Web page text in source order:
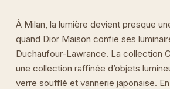
À Milan, la lumière devient presque
quand Dior Maison confie ses
Duchaufour-Lawrance. La collection
une collection raffinée d’objets
verre soufflé et vannerie japonaise.